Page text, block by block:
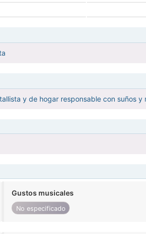
y de hogar responsable con suños y
Gustos musicales
No especificado